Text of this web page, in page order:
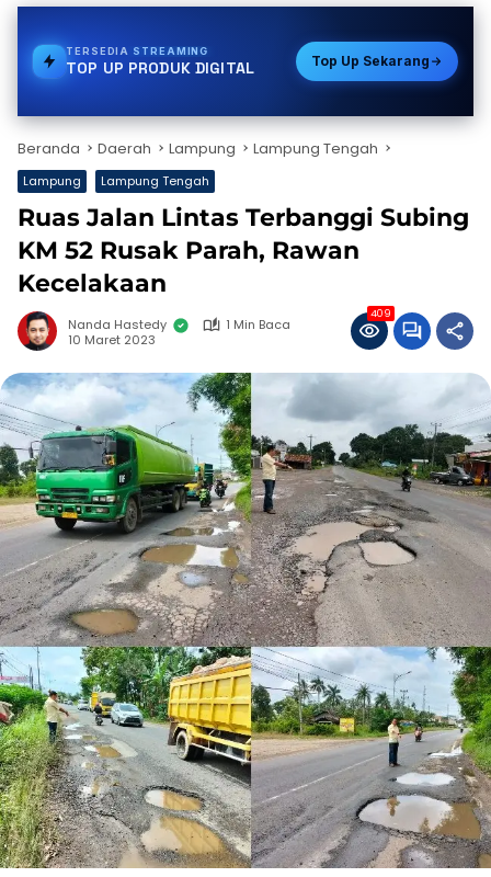
TERSEDIA GAS
TOP UP PRODUK DIGITAL Top Up Sekarang
Beranda Daerah Lampung Lampung Tengah
Lampung Lampung Tengah
Ruas Jalan Lintas Terbanggi Subing
KM 52 Rusak Parah, Rawan
Kecelakaan
Nanda Hastedy
1 Min Baca
10 Maret 2023
409